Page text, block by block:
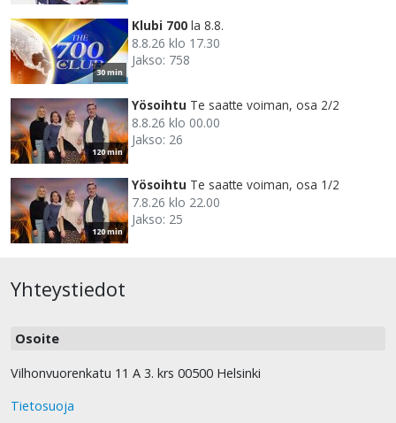
30 min
Klubi 700 la 8.8.
8.8.26 klo 17.30
Jakso: 758
120 min
Yösoihtu Te saatte voiman, osa 2/2
8.8.26 klo 00.00
Jakso: 26
120 min
Yösoihtu Te saatte voiman, osa 1/2
7.8.26 klo 22.00
Jakso: 25
Yhteystiedot
Osoite
Vilhonvuorenkatu 11 A 3. krs 00500 Helsinki
Tietosuoja